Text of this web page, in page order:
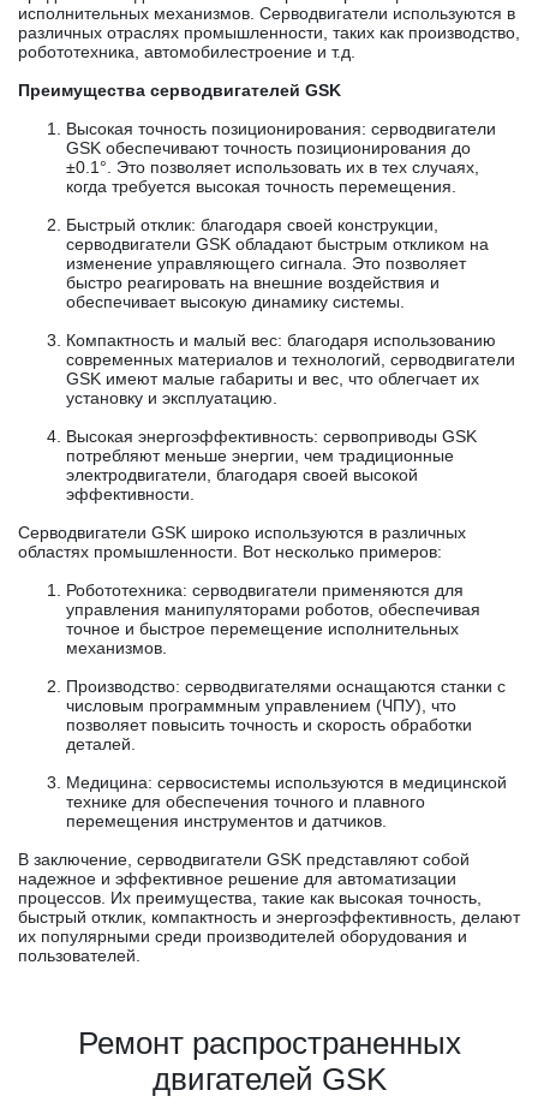
исполнительных механизмов. Серводвигатели используются в
различных отраслях промышленности, таких как производство,
робототехника, автомобилестроение и т.д.
Преимущества серводвигателей GSK
Высокая точность позиционирования: серводвигатели
GSK обеспечивают точность позиционирования до
±0.1°. Это позволяет использовать их в тех случаях,
когда требуется высокая точность перемещения.
Быстрый отклик: благодаря своей конструкции,
серводвигатели GSK обладают быстрым откликом на
изменение управляющего сигнала. Это позволяет
быстро реагировать на внешние воздействия и
обеспечивает высокую динамику системы.
Компактность и малый вес: благодаря использованию
современных материалов и технологий, серводвигатели
GSK имеют малые габариты и вес, что облегчает их
установку и эксплуатацию.
Высокая энергоэффективность: сервоприводы GSK
потребляют меньше энергии, чем традиционные
электродвигатели, благодаря своей высокой
эффективности.
Серводвигатели GSK широко используются в различных
областях промышленности. Вот несколько примеров:
Робототехника: серводвигатели применяются для
управления манипуляторами роботов, обеспечивая
точное и быстрое перемещение исполнительных
механизмов.
Производство: серводвигателями оснащаются станки с
числовым программным управлением (ЧПУ), что
позволяет повысить точность и скорость обработки
деталей.
Медицина: сервосистемы используются в медицинской
технике для обеспечения точного и плавного
перемещения инструментов и датчиков.
В заключение, серводвигатели GSK представляют собой
надежное и эффективное решение для автоматизации
процессов. Их преимущества, такие как высокая точность,
быстрый отклик, компактность и энергоэффективность, делают
их популярными среди производителей оборудования и
пользователей.
Ремонт распространенных
двигателей GSK